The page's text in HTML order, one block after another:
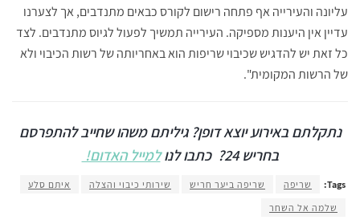
עליונה והעירייה אף פתחה רישום לקורס כבאים מתנדבים, אך לצערנו
עדיין אין היענות מספיקה. העירייה תמשיך לפעול לגיוס מתנדבים. לצד
כל זאת יש להדגיש שכיבוי שריפות הוא באחריותה של רשות הכיבוי ולא
של הרשות המקומית".
נתקלתם באירוע יוצא דופן? גיליתם משהו שחייב להתפרסם
בחריש 24?
כתבו לנולמייל האדום!
Tags: שריפה שריפה ביער חריש שירותי כיבוי והצלה
איתם סלע
שלמה אל השחר